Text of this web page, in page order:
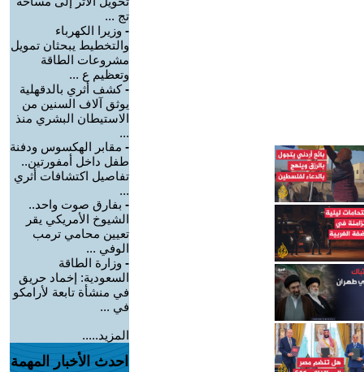
تج ...
- وزيرا الكهرباء
والتخطيط يبحثان تمويل
مشروعات الطاقة
وتعظيم ع ...
-كشف أثري بالدقهلية
يوثق آلاف السنين من
الاستيطان البشري منذ
...
- مقابر الهكسوس ودفنة
طفل داخل أمفورتين..
تفاصيل اكتشافات أثري
...
- بفارق صوت واحد..
الشيوخ الأمريكي يقر
تعيين محامي ترمب
الوفي ...
- وزارة الطاقة
السعودية: إخماد حريق
في منشأة تابعة لأرامكو
في ...
المزيد.....
احدث الأخبار المهمة